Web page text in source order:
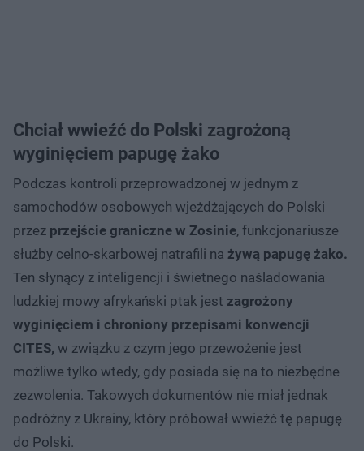
Chciał wwieźć do Polski zagrożoną
wyginięciem papugę żako
Podczas kontroli przeprowadzonej w jednym z
samochodów osobowych wjeżdżających do Polski
przez przejście graniczne w Zosinie, funkcjonariusze
służby celno-skarbowej natrafili na żywą papugę żako.
Ten słynący z inteligencji i świetnego naśladowania
ludzkiej mowy afrykański ptak jest zagrożony
wyginięciem i chroniony przepisami konwencji
CITES, w związku z czym jego przewożenie jest
możliwe tylko wtedy, gdy posiada się na to niezbędne
zezwolenia. Takowych dokumentów nie miał jednak
podróżny z Ukrainy, który próbował wwieźć tę papugę
do Polski.